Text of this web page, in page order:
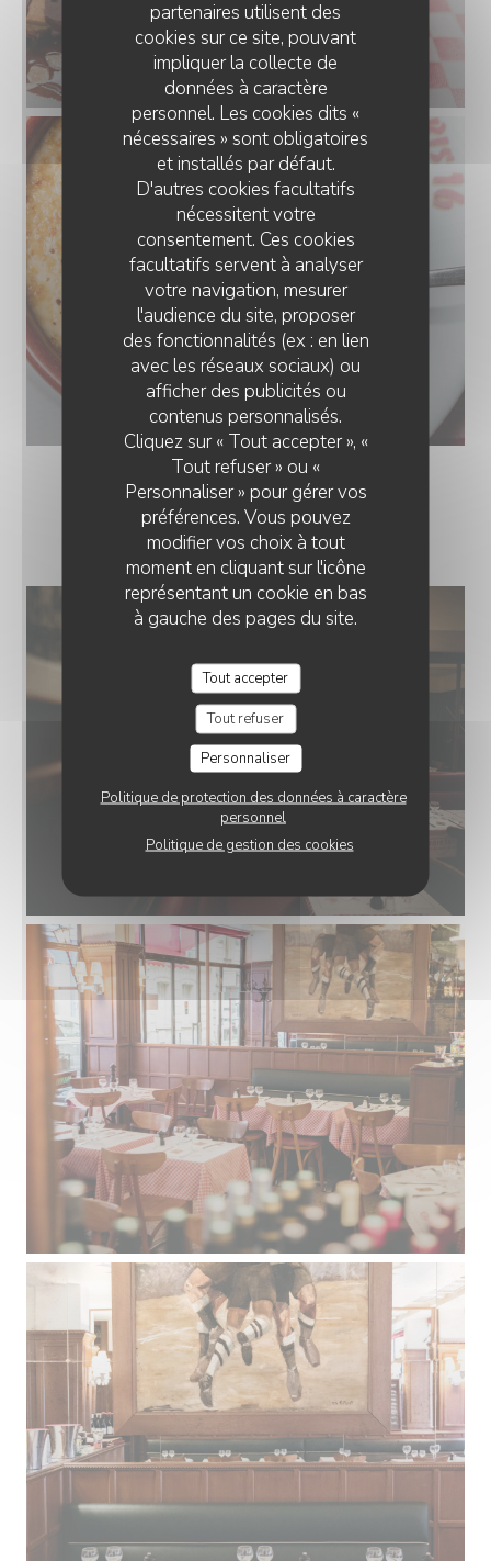
partenaires utilisent des
cookies sur ce site, pouvant
impliquer la collecte de
données à caractère
personnel. Les cookies dits «
nécessaires » sont obligatoires
et installés par défaut.
D'autres cookies facultatifs
nécessitent votre
consentement. Ces cookies
facultatifs servent à analyser
votre navigation, mesurer
l'audience du site, proposer
des fonctionnalités (ex : en lien
avec les réseaux sociaux) ou
afficher des publicités ou
contenus personnalisés.
Cliquez sur « Tout accepter », «
Tout refuser » ou «
Personnaliser » pour gérer vos
préférences. Vous pouvez
modifier vos choix à tout
moment en cliquant sur l'icône
représentant un cookie en bas
à gauche des pages du site.
Tout accepter
Tout refuser
Personnaliser
Politique de protection des données à caractère
personnel
Politique de gestion des cookies
LE RESTAURANT